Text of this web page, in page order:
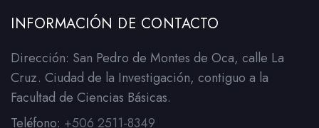
INFORMACIÓN DE CONTACTO
Dirección: San Pedro de Montes de Oca, calle La
Cruz. Ciudad de la Investigación, contiguo a la
Facultad de Ciencias Básicas.
Teléfono: +506 2511-8349